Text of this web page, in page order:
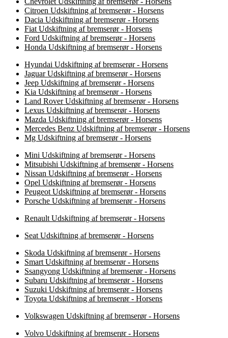
Citroen Udskiftning af bremserør - Horsens
Dacia Udskiftning af bremserør - Horsens
Fiat Udskiftning af bremserør - Horsens
Ford Udskiftning af bremserør - Horsens
Honda Udskiftning af bremserør - Horsens
Hyundai Udskiftning af bremserør - Horsens
Jaguar Udskiftning af bremserør - Horsens
Jeep Udskiftning af bremserør - Horsens
Kia Udskiftning af bremserør - Horsens
Land Rover Udskiftning af bremserør - Horsens
Lexus Udskiftning af bremserør - Horsens
Mazda Udskiftning af bremserør - Horsens
Mercedes Benz Udskiftning af bremserør - Horsens
Mg Udskiftning af bremserør - Horsens
Mini Udskiftning af bremserør - Horsens
Mitsubishi Udskiftning af bremserør - Horsens
Nissan Udskiftning af bremserør - Horsens
Opel Udskiftning af bremserør - Horsens
Peugeot Udskiftning af bremserør - Horsens
Porsche Udskiftning af bremserør - Horsens
Renault Udskiftning af bremserør - Horsens
Seat Udskiftning af bremserør - Horsens
Skoda Udskiftning af bremserør - Horsens
Smart Udskiftning af bremserør - Horsens
Ssangyong Udskiftning af bremserør - Horsens
Subaru Udskiftning af bremserør - Horsens
Suzuki Udskiftning af bremserør - Horsens
Toyota Udskiftning af bremserør - Horsens
Volkswagen Udskiftning af bremserør - Horsens
Volvo Udskiftning af bremserør - Horsens